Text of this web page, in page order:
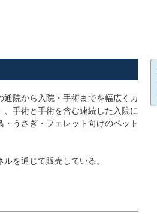
院から入院・手術までを幅広くカ
手術と手術を含む連続した入院に
うさぎ・フェレット向けのペット
を通じて販売している。